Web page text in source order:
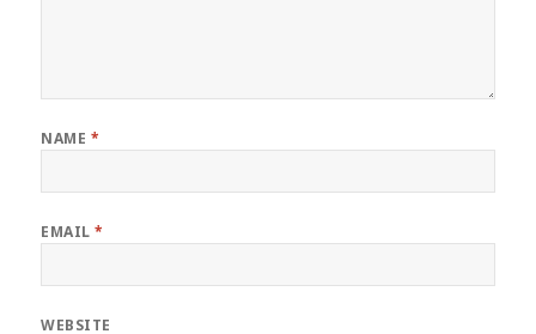
NAME *
EMAIL*
WEBSITE